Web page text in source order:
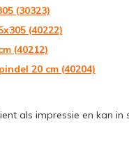
(30323)
(40222)
(40212)
20 cm (40204)
als impressie en kan in